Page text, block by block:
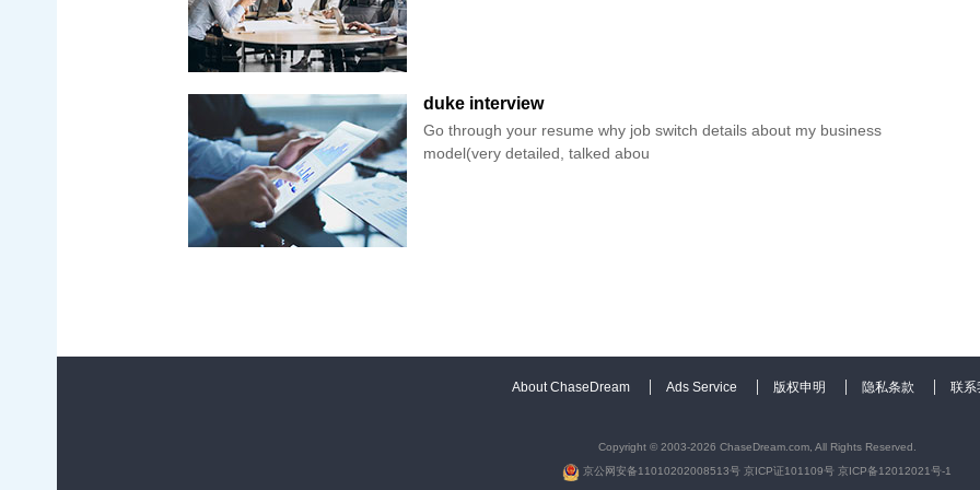
duke interview
Go through your resume why job switch details about my business
model(very detailed, talked abou
About ChaseDream Ads Service 版权申明 隐私条款 联系
Copyright © 2003-2026 ChaseDream.com, All Rights Reserved.
京公网安备11010202008513号 京ICP证101109号 京ICP备12012021号-1